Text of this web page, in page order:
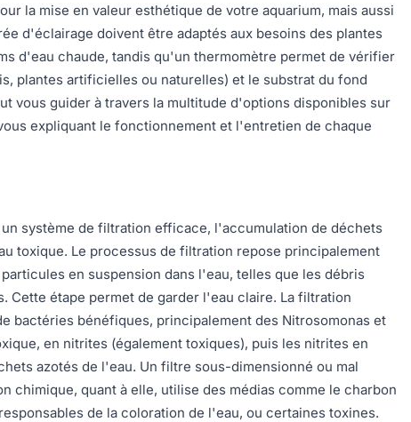
la mise en valeur esthétique de votre aquarium, mais aussi
d'éclairage doivent être adaptés aux besoins des plantes
d'eau chaude, tandis qu'un thermomètre permet de vérifier
plantes artificielles ou naturelles) et le substrat du fond
vous guider à travers la multitude d'options disponibles sur
expliquant le fonctionnement et l'entretien de chaque
système de filtration efficace, l'accumulation de déchets
toxique. Le processus de filtration repose principalement
en suspension dans l'eau, telles que les débris
Cette étape permet de garder l'eau claire. La filtration
bactéries bénéfiques, principalement des Nitrosomonas et
en nitrites (également toxiques), puis les nitrites en
azotés de l'eau. Un filtre sous-dimensionné ou mal
quant à elle, utilise des médias comme le charbon
de la coloration de l'eau, ou certaines toxines.